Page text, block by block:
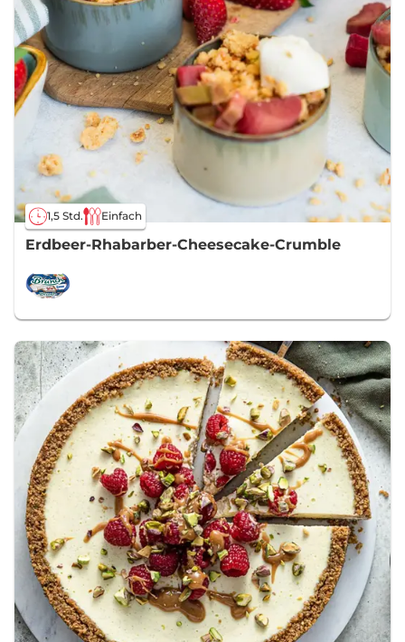
1,5 Std. Einfach
Erdbeer-Rhabarber-Cheesecake-Crumble